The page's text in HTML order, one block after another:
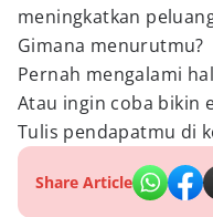
meningkatkan
Gimana menurutmu?
Pernah mengalami
Atau ingin coba bikin
Tulis pendapatmu di
Share Article